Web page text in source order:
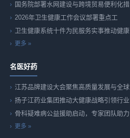
国务院部署水网建设与跨境贸易便利化措
2026年卫生健康工作会议部署重点工
卫生健康系统十件为民服务实事推动健康
更多 »
名医好药
江苏品牌建设大会聚焦高质量发展与全球
扬子江药业集团推动大健康战略引领行业
骨科疑难病公益援助启动，专家团队助力
更多 »